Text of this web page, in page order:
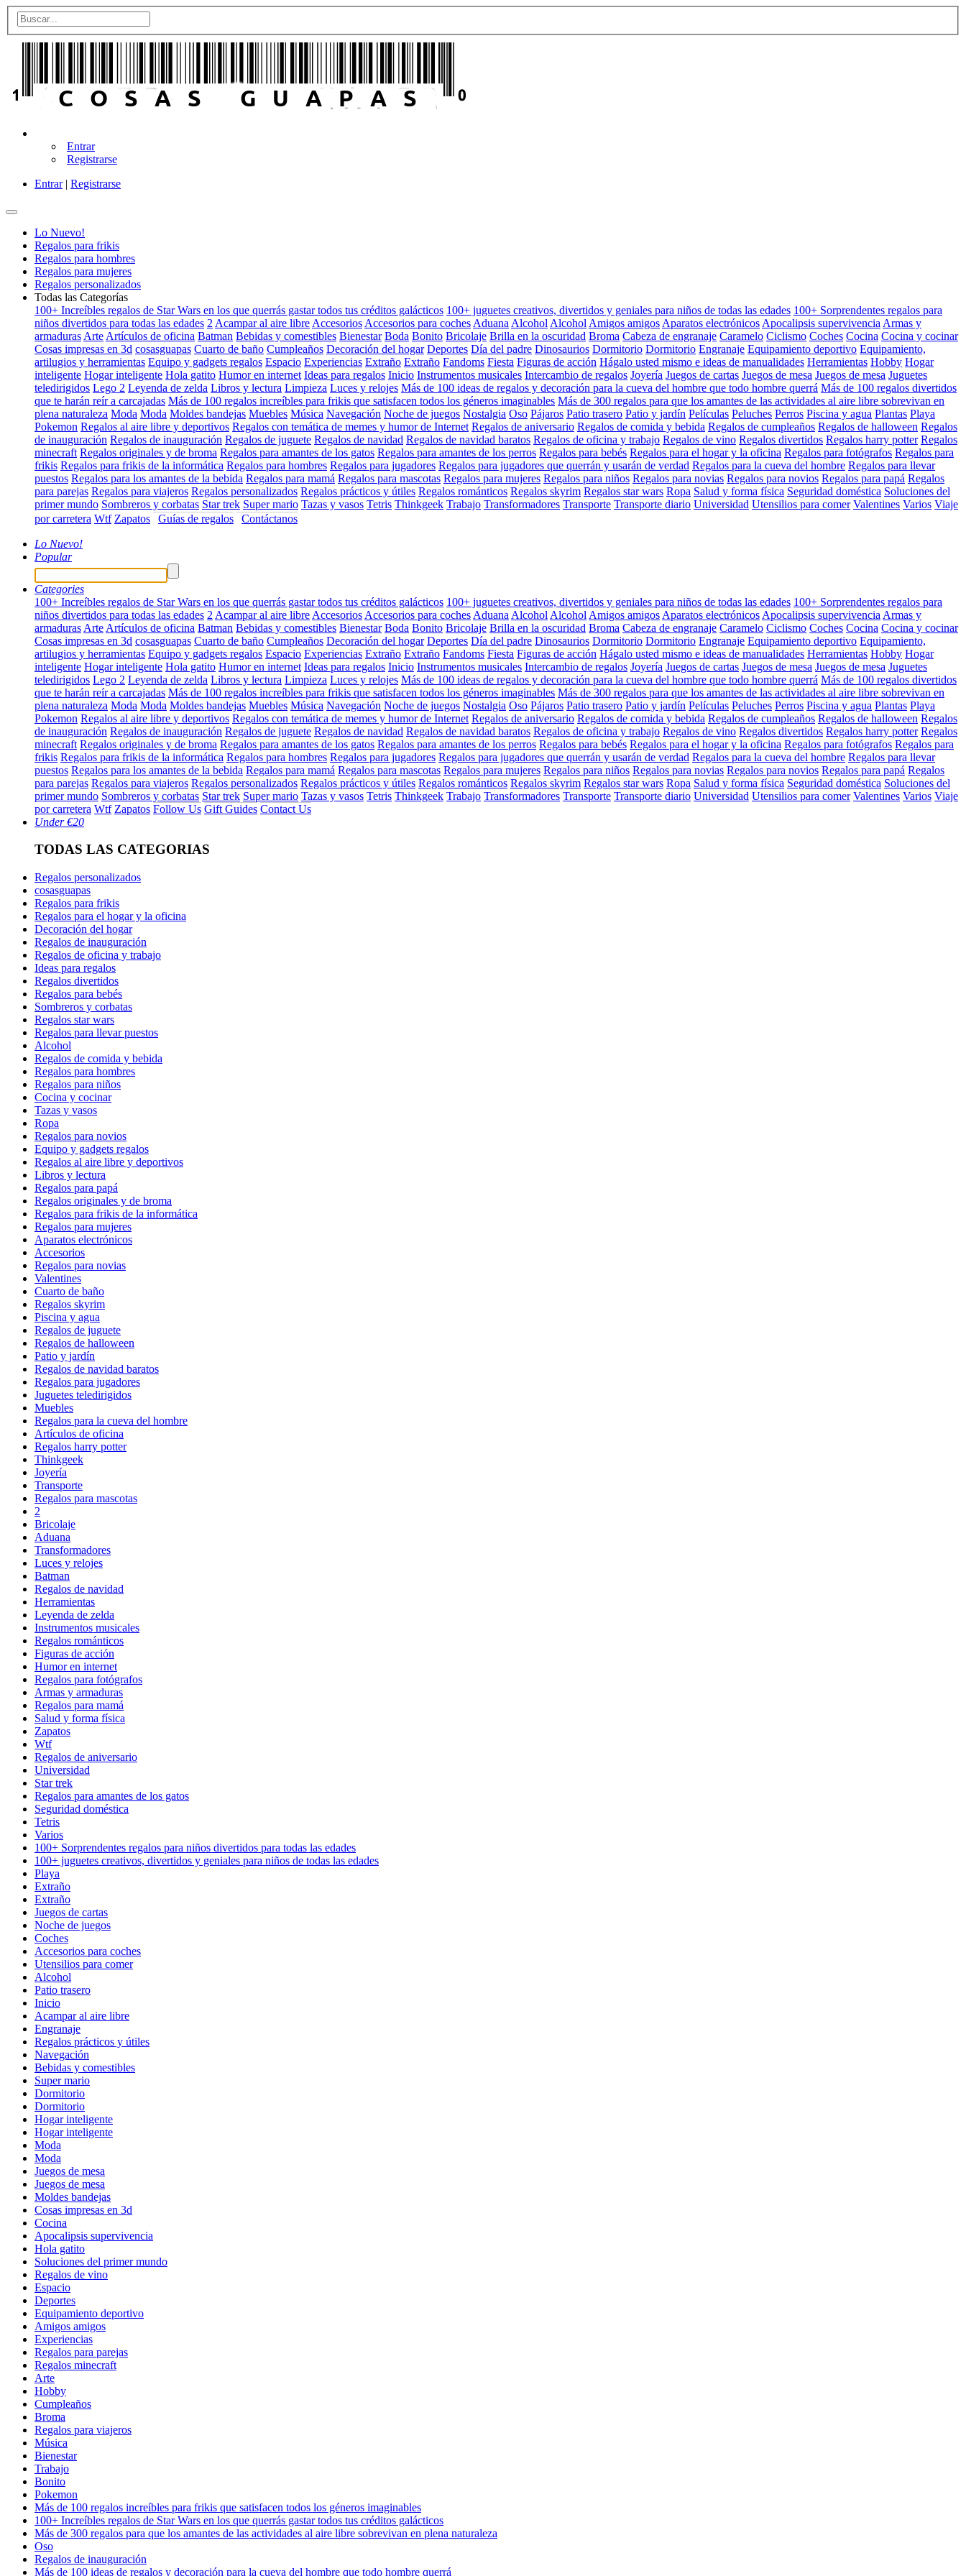
Entrar
Registrarse
Entrar| Registrarse
Lo Nuevo!
Regalos para frikis
Regalos para hombres
Regalos para mujeres
Regalos personalizados
Todas las Categorías
100+ Increíbles regalos de Star Wars en los que querrás gastar todos tus créditos galácticos 100+ juguetes creativos, divertidos y geniales para niños de todas las edades 100+ Sorprendentes regalos para
niños divertidos para todas las edades 2 Acampar al aire libre Accesorios Accesorios para coches Aduana Alcohol Alcohol Amigos amigos Aparatos electrónicos Apocalipsis supervivencia Armas y
armaduras Arte Artículos de oficina Batman Bebidas y comestibles Bienestar Boda Bonito Bricolaje Brilla en la oscuridad Broma Cabeza de engranaje Caramelo Ciclismo Coches Cocina Cocina y cocinar
Cosas impresas en 3d cosasguapas Cuarto de baño Cumpleaños Decoración del hogar Deportes Día del padre Dinosaurios Dormitorio Dormitorio Engranaje Equipamiento deportivo Equipamiento,
artilugios y herramientas Equipo y gadgets regalos Espacio Experiencias Extraño Extraño Fandoms Fiesta Figuras de acción Hágalo usted mismo e ideas de manualidades Herramientas Hobby Hogar
inteligente Hogar inteligente Hola gatito Humor en internet Ideas para regalos Inicio Instrumentos musicales Intercambio de regalos Joyería Juegos de cartas Juegos de mesa Juegos de mesa Juguetes
teledirigidos Lego 2 Leyenda de zelda Libros y lectura Limpieza Luces y relojes Más de 100 ideas de regalos y decoración para la cueva del hombre que todo hombre querrá Más de 100 regalos divertidos
que te harán reír a carcajadas Más de 100 regalos increíbles para frikis que satisfacen todos los géneros imaginables Más de 300 regalos para que los amantes de las actividades al aire libre sobrevivan en
plena naturaleza Moda Moda Moldes bandejas Muebles Música Navegación Noche de juegos Nostalgia Oso Pájaros Patio trasero Patio y jardín Películas Peluches Perros Piscina y agua Plantas Playa
Pokemon Regalos al aire libre y deportivos Regalos con temática de memes y humor de Internet Regalos de aniversario Regalos de comida y bebida Regalos de cumpleaños Regalos de halloween Regalos
de inauguración Regalos de inauguración Regalos de juguete Regalos de navidad Regalos de navidad baratos Regalos de oficina y trabajo Regalos de vino Regalos divertidos Regalos harry potter Regalos
minecraft Regalos originales y de broma Regalos para amantes de los gatos Regalos para amantes de los perros Regalos para bebés Regalos para el hogar y la oficina Regalos para fotógrafos Regalos para
frikis Regalos para frikis de la informática Regalos para hombres Regalos para jugadores Regalos para jugadores que querrán y usarán de verdad Regalos para la cueva del hombre Regalos para llevar
puestos Regalos para los amantes de la bebida Regalos para mamá Regalos para mascotas Regalos para mujeres Regalos para niños Regalos para novias Regalos para novios Regalos para papá Regalos
para parejas Regalos para viajeros Regalos personalizados Regalos prácticos y útiles Regalos románticos Regalos skyrim Regalos star wars Ropa Salud y forma física Seguridad doméstica Soluciones del
primer mundo Sombreros y corbatas Star trek Super mario Tazas y vasos Tetris Thinkgeek Trabajo Transformadores Transporte Transporte diario Universidad Utensilios para comer Valentines Varios Viaje
por carretera Wtf Zapatos Guías de regalos Contáctanos
Lo Nuevo!
Popular
Categories
100+ Increíbles regalos de Star Wars en los que querrás gastar todos tus créditos galácticos 100+ juguetes creativos, divertidos y geniales para niños de todas las edades 100+ Sorprendentes regalos para
niños divertidos para todas las edades 2 Acampar al aire libre Accesorios Accesorios para coches Aduana Alcohol Alcohol Amigos amigos Aparatos electrónicos Apocalipsis supervivencia Armas y
armaduras Arte Artículos de oficina Batman Bebidas y comestibles Bienestar Boda Bonito Bricolaje Brilla en la oscuridad Broma Cabeza de engranaje Caramelo Ciclismo Coches Cocina Cocina y cocinar
Cosas impresas en 3d cosasguapas Cuarto de baño Cumpleaños Decoración del hogar Deportes Día del padre Dinosaurios Dormitorio Dormitorio Engranaje Equipamiento deportivo Equipamiento,
artilugios y herramientas Equipo y gadgets regalos Espacio Experiencias Extraño Extraño Fandoms Fiesta Figuras de acción Hágalo usted mismo e ideas de manualidades Herramientas Hobby Hogar
inteligente Hogar inteligente Hola gatito Humor en internet Ideas para regalos Inicio Instrumentos musicales Intercambio de regalos Joyería Juegos de cartas Juegos de mesa Juegos de mesa Juguetes
teledirigidos Lego 2 Leyenda de zelda Libros y lectura Limpieza Luces y relojes Más de 100 ideas de regalos y decoración para la cueva del hombre que todo hombre querrá Más de 100 regalos divertidos
que te harán reír a carcajadas Más de 100 regalos increíbles para frikis que satisfacen todos los géneros imaginables Más de 300 regalos para que los amantes de las actividades al aire libre sobrevivan en
plena naturaleza Moda Moda Moldes bandejas Muebles Música Navegación Noche de juegos Nostalgia Oso Pájaros Patio trasero Patio y jardín Películas Peluches Perros Piscina y agua Plantas Playa
Pokemon Regalos al aire libre y deportivos Regalos con temática de memes y humor de Internet Regalos de aniversario Regalos de comida y bebida Regalos de cumpleaños Regalos de halloween Regalos
de inauguración Regalos de inauguración Regalos de juguete Regalos de navidad Regalos de navidad baratos Regalos de oficina y trabajo Regalos de vino Regalos divertidos Regalos harry potter Regalos
minecraft Regalos originales y de broma Regalos para amantes de los gatos Regalos para amantes de los perros Regalos para bebés Regalos para el hogar y la oficina Regalos para fotógrafos Regalos para
frikis Regalos para frikis de la informática Regalos para hombres Regalos para jugadores Regalos para jugadores que querrán y usarán de verdad Regalos para la cueva del hombre Regalos para llevar
puestos Regalos para los amantes de la bebida Regalos para mamá Regalos para mascotas Regalos para mujeres Regalos para niños Regalos para novias Regalos para novios Regalos para papá Regalos
para parejas Regalos para viajeros Regalos personalizados Regalos prácticos y útiles Regalos románticos Regalos skyrim Regalos star wars Ropa Salud y forma física Seguridad doméstica Soluciones del
primer mundo Sombreros y corbatas Star trek Super mario Tazas y vasos Tetris Thinkgeek Trabajo Transformadores Transporte Transporte diario Universidad Utensilios para comer Valentines Varios Viaje
por carretera Wtf Zapatos Follow Us Gift Guides Contact Us
Under €20
TODAS LAS CATEGORIAS
Regalos personalizados
cosasguapas
Regalos para frikis
Regalos para el hogar y la oficina
Decoración del hogar
Regalos de inauguración
Regalos de oficina y trabajo
Ideas para regalos
Regalos divertidos
Regalos para bebés
Sombreros y corbatas
Regalos star wars
Regalos para llevar puestos
Alcohol
Regalos de comida y bebida
Regalos para hombres
Regalos para niños
Cocina y cocinar
Tazas y vasos
Ropa
Regalos para novios
Equipo y gadgets regalos
Regalos al aire libre y deportivos
Libros y lectura
Regalos para papá
Regalos originales y de broma
Regalos para frikis de la informática
Regalos para mujeres
Aparatos electrónicos
Accesorios
Regalos para novias
Valentines
Cuarto de baño
Regalos skyrim
Piscina y agua
Regalos de juguete
Regalos de halloween
Patio y jardín
Regalos de navidad baratos
Regalos para jugadores
Juguetes teledirigidos
Muebles
Regalos para la cueva del hombre
Artículos de oficina
Regalos harry potter
Thinkgeek
Joyería
Transporte
Regalos para mascotas
2
Bricolaje
Aduana
Transformadores
Luces y relojes
Batman
Regalos de navidad
Herramientas
Leyenda de zelda
Instrumentos musicales
Regalos románticos
Figuras de acción
Humor en internet
Regalos para fotógrafos
Armas y armaduras
Regalos para mamá
Salud y forma física
Zapatos
Wtf
Regalos de aniversario
Universidad
Star trek
Regalos para amantes de los gatos
Seguridad doméstica
Tetris
Varios
100+ Sorprendentes regalos para niños divertidos para todas las edades
100+ juguetes creativos, divertidos y geniales para niños de todas las edades
Playa
Extraño
Extraño
Juegos de cartas
Noche de juegos
Coches
Accesorios para coches
Utensilios para comer
Alcohol
Patio trasero
Inicio
Acampar al aire libre
Engranaje
Regalos prácticos y útiles
Navegación
Bebidas y comestibles
Super mario
Dormitorio
Dormitorio
Hogar inteligente
Hogar inteligente
Moda
Moda
Juegos de mesa
Juegos de mesa
Moldes bandejas
Cosas impresas en 3d
Cocina
Apocalipsis supervivencia
Hola gatito
Soluciones del primer mundo
Regalos de vino
Espacio
Deportes
Equipamiento deportivo
Amigos amigos
Experiencias
Regalos para parejas
Regalos minecraft
Arte
Hobby
Cumpleaños
Broma
Regalos para viajeros
Música
Bienestar
Trabajo
Bonito
Pokemon
Más de 100 regalos increíbles para frikis que satisfacen todos los géneros imaginables
100+ Increíbles regalos de Star Wars en los que querrás gastar todos tus créditos galácticos
Más de 300 regalos para que los amantes de las actividades al aire libre sobrevivan en plena naturaleza
Oso
Regalos de inauguración
Más de 100 ideas de regalos y decoración para la cueva del hombre que todo hombre querrá